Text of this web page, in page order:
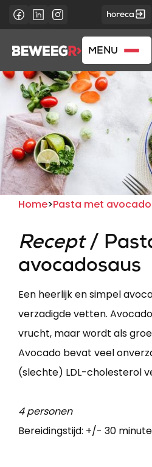
horeca
MENU
Home>Pasta met
Recept/
avocadosaus
Een heerlijk en simpel
verzadigde vetten.
vrucht, maar wordt als
Avocado bevat veel
(slechte) LDL-cholesterol
4 personen
Bereidingstijd: +/- 30